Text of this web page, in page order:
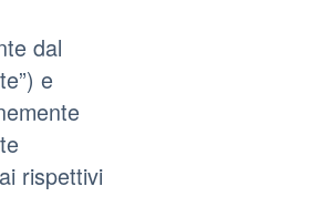
dal
e
rispettivi